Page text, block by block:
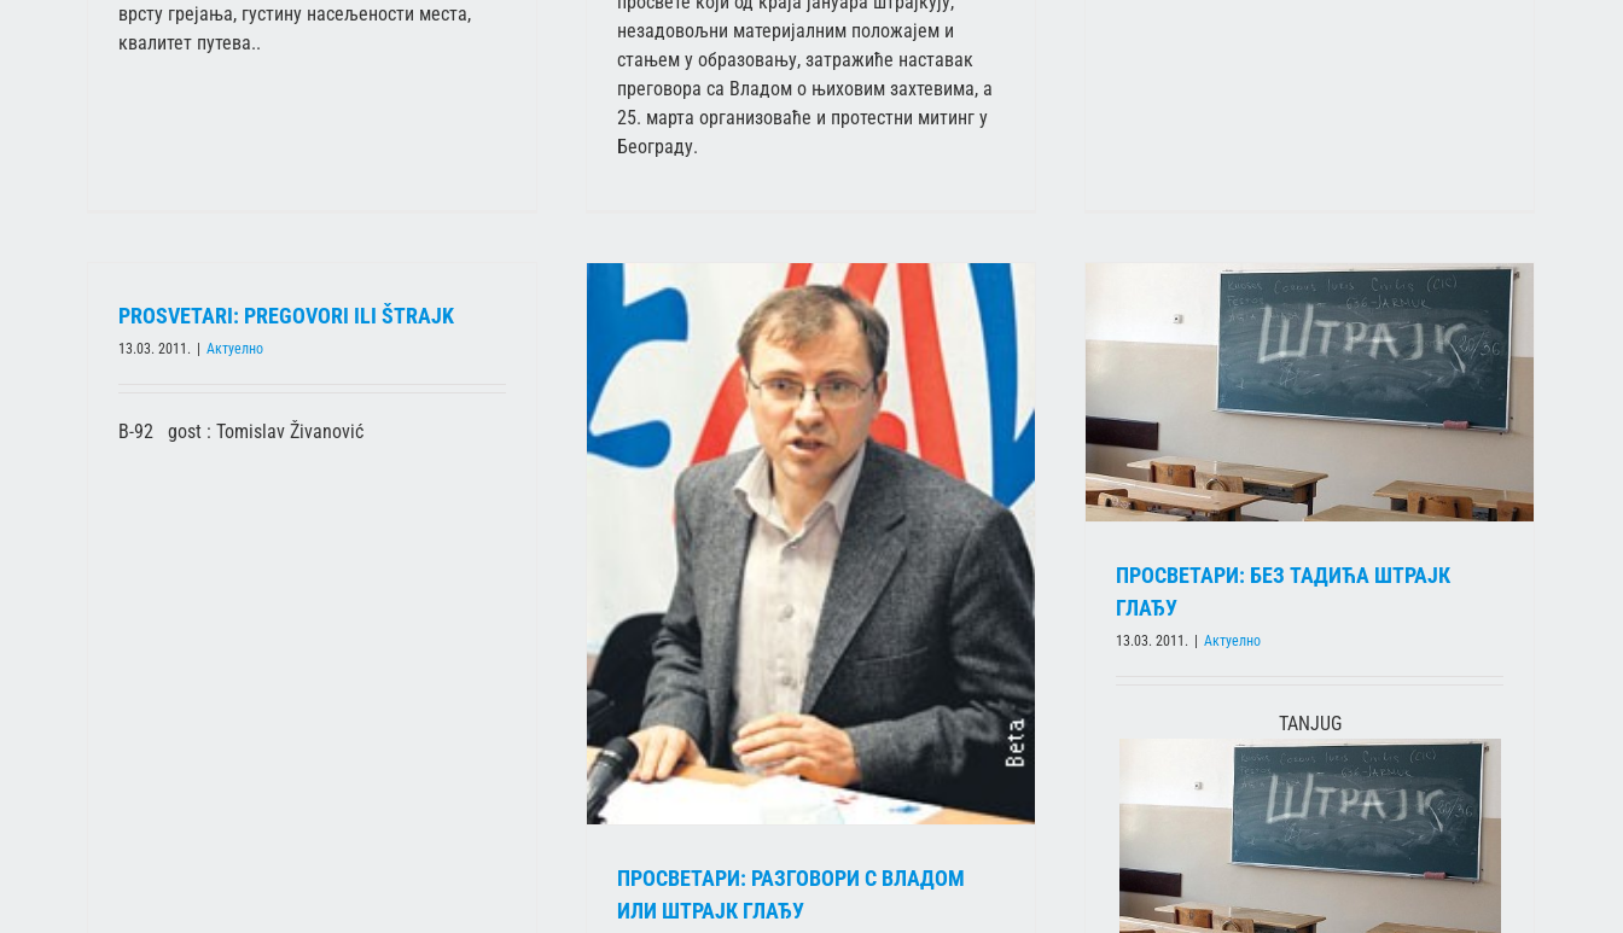
врсту грејања, густину насељености места,
квалитет путева..
незадовољни материјалним положајем и
стањем у образовању, затражиће наставак
преговора са Владом о њиховим захтевима, а
25. марта организоваће и протестни митинг у
Београду.
PROSVETARI: PREGOVORI ILI ŠTRAJK
13.03. 2011. Актуелно
B-92 gost : Tomislav Živanović
ПРОСВЕТАРИ: РАЗГОВОРИ С ВЛАДОМ
ИЛИ ШТРАЈК ГЛАЂУ
ПРОСВЕТАРИ: БЕЗ ТАДИЋА ШТРАЈК ГЛАЂУ
Актуелно
ПРОСВЕТАРИ: БЕЗ ТАДИЋА ШТРАЈК
ГЛАЂУ
13.03. 2011. | Актуелно
TANJUG